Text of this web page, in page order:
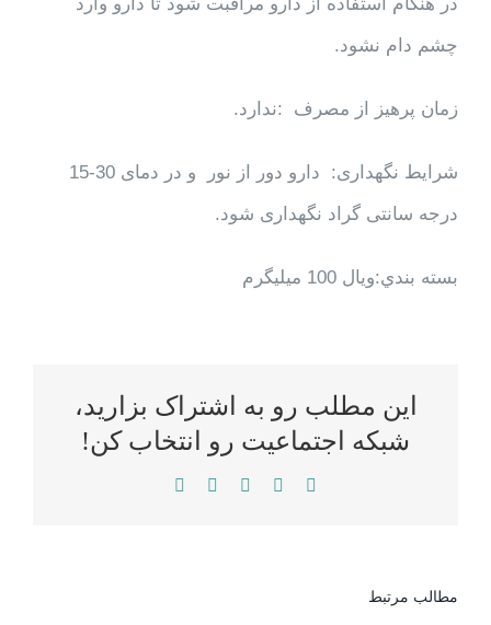
چشم دام نشود.
زمان پرهیز از مصرف :ندارد.
شرایط نگهداری: دارو دور از نور و در دمای 30-15
درجه سانتی گراد نگهداری شود.
بسته بندي:ویال 100 میلیگرم
این مطلب رو به اشتراک بزارید،
شبکه اجتماعیت رو انتخاب کن!
Facebook
Twitter
Reddit
LinkedIn
مطالب مرتبط